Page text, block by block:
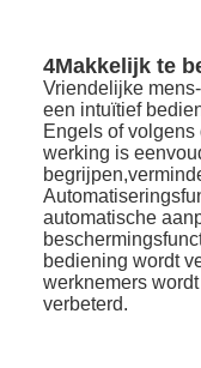
4Makkelijk te
Vriendelijke
een intuïtief
Engels of
werking is
automatische
bediening wordt
werknemers
verbeterd.